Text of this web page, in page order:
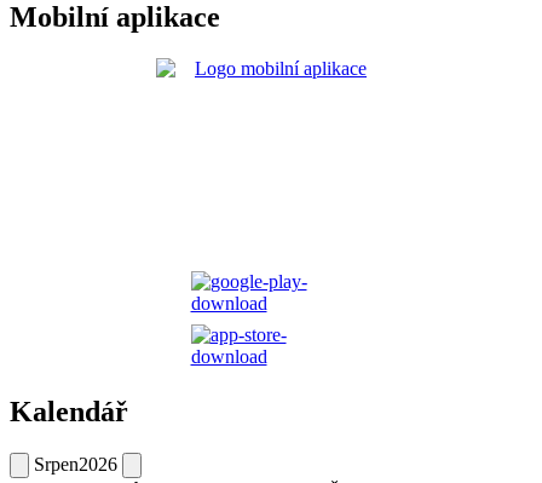
Mobilní aplikace
Kalendář
Srpen2026